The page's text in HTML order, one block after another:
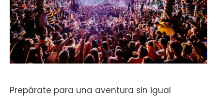
Prepárate para una aventura sin igual